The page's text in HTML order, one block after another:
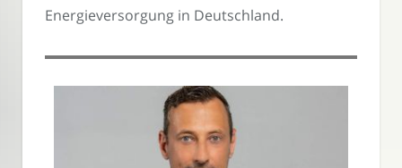
Energieversorgung in Deutschland.